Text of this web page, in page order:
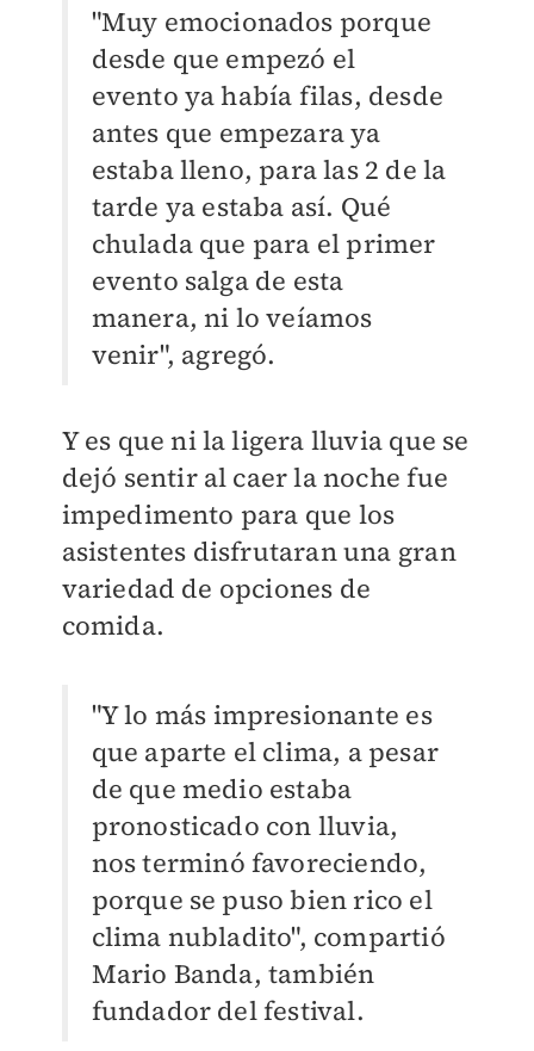
"Muy emocionados porque
desde que empezó el
evento ya había filas, desde
antes que empezara ya
estaba lleno, para las 2 de la
tarde ya estaba así. Qué
chulada que para el primer
evento salga de esta
manera, ni lo veíamos
venir", agregó.
Y es que ni la ligera lluvia que se
dejó sentir al caer la noche fue
impedimento para que los
asistentes disfrutaran una gran
variedad de opciones de
comida.
"Y lo más impresionante es
que aparte el clima, a pesar
de que medio estaba
pronosticado con lluvia,
nos terminó favoreciendo,
porque se puso bien rico el
clima nubladito", compartió
Mario Banda, también
fundador del festival.